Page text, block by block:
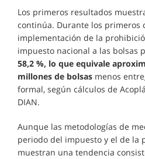
Los primeros resultados
continúa. Durante los primeros
implementación de la
impuesto nacional a las bolsas
58,2 %, lo que equivale
millones de bolsas menos
formal, según cálculos de
DIAN.
Aunque las metodologías de
periodo del impuesto y el de la
muestran una tendencia